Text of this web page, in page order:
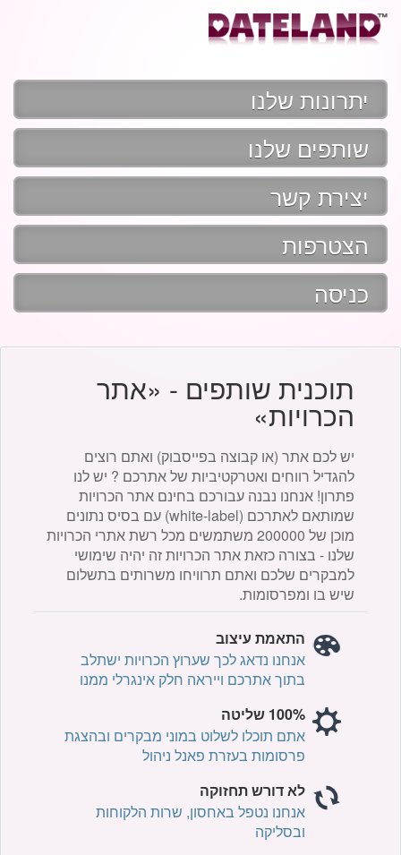
יתרונות שלנו
שותפים שלנו
יצירת קשר
הצטרפות
כניסה
תוכנית שותפים - «אתר
הכרויות»
יש לכם אתר (או קבוצה בפייסבוק) ואתם רוצים
להגדיל רווחים ואטרקטיביות של אתרכם ? יש לנו
פתרון! אנחנו נבנה עבורכם בחינם אתר הכרויות
שמותאם לאתרכם (white-label) עם בסיס נתונים
מוכן של 200000 משתמשים מכל רשת אתרי הכרויות
שלנו - בצורה כזאת אתר הכרויות זה יהיה שימושי
למבקרים שלכם ואתם תרוויחו משרותים בתשלום
שיש בו ומפרסומות.
התאמת עיצוב
אנחנו נדאג לכך שערוץ הכרויות ישתלב
בתוך אתרכם וייראה חלק אינגרלי ממנו
100% שליטה
אתם תוכלו לשלוט במוני מבקרים ובהצגת
פרסומות בעזרת פאנל ניהול
לא דורש תחזוקה
אנחנו נטפל באחסון, שרות הלקוחות
ובסליקה